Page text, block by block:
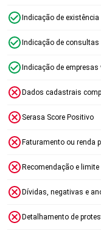
Indicação de
Indicação de consultas
Indicação de
Dados cadastrais
Serasa Score Positivo
Faturamento ou renda
Recomendação e limite
Dívidas, negativas e
Detalhamento de